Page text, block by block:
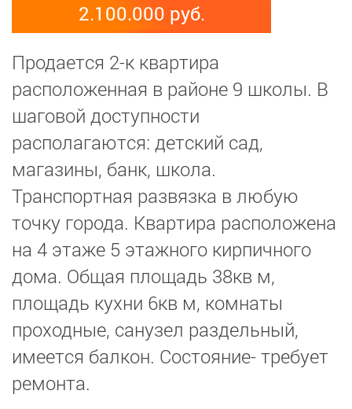
2.100.000 руб.
Продается 2-к квартира
расположенная в районе 9 школы. В
шаговой доступности
располагаются: детский сад,
магазины, банк, школа.
Транспортная развязка в любую
точку города. Квартира расположена
на 4 этаже 5 этажного кирпичного
дома. Общая площадь 38кв м,
площадь кухни 6кв м, комнаты
проходные, санузел раздельный,
имеется балкон. Состояние- требует
ремонта.